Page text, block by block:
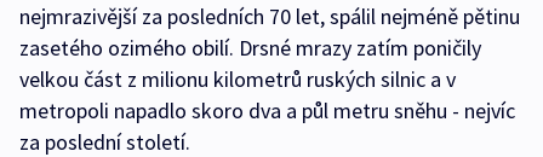
nejmrazivější za posledních 70 let, spálil nejméně pětinu
zasetého ozimého obilí. Drsné mrazy zatím poničily
velkou část z milionu kilometrů ruských silnic a v
metropoli napadlo skoro dva a půl metru sněhu - nejvíc
za poslední století.